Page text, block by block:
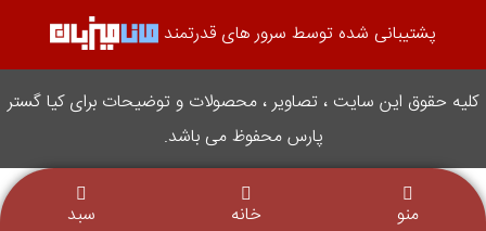
پشتیبانی شده توسط سرور های قدرتمند
کلیه حقوق این سایت ، تصاویر ، محصولات و توضیحات برای کیا گستر
پارس محفوظ می باشد.
منو خانه سبد